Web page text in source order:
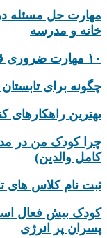
مهارت حل مسئله
خانه و مدرسه
۱۰ مهارت ضروری قرن ۲۱ برای کودکان دبستانی
چگونه برای
بهترین راهکارهای
چرا کودک من در
کامل والدین)
ثبت نام کلاس های
کودک بیش‌ فعال
پسران پر انرژی